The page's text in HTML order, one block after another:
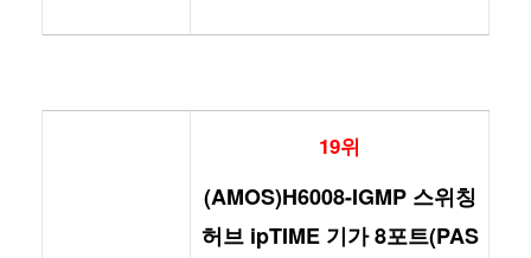
19위
(AMOS)H6008-IGMP 스위칭
허브 ipTIME 기가 8포트(PAS